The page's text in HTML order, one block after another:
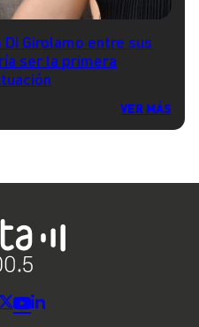
Girolamo entre sus
ser la primera
VER MÁS